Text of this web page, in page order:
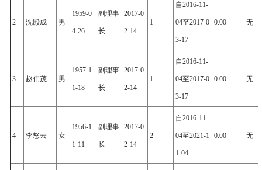
2 沈殿成 男
1959-0
4-26
副理事
长
2017-0
2-14
1
自2016-11-
04至2017-0
3-17
0.00 无
3 赵伟茂 男
1957-1
1-18
副理事
长
2017-0
2-14
1
自2016-11-
04至2017-0
3-17
0.00 无
4 李怒云 女
1956-1
1-11
副理事
长
2017-0
2-14
2
自2016-11-
04至2021-1
1-04
0.00 无